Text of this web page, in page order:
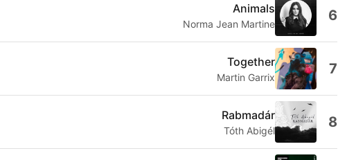
6
Animals
Norma Jean Martine
7
Together
Martin Garrix
8
Rabmadár
Tóth Abigél